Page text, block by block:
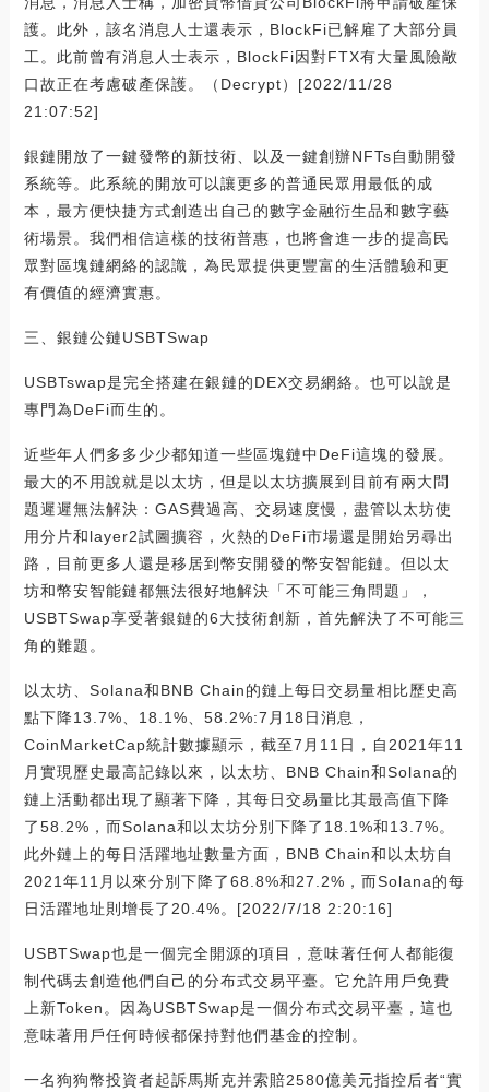
護。此外，該名消息人士還表示，BlockFi已解雇了大部分員
工。此前曾有消息人士表示，BlockFi因對FTX有大量風險敞
口故正在考慮破產保護。（Decrypt）[2022/11/28
21:07:52]
銀鏈開放了一鍵發幣的新技術、以及一鍵創辦NFTs自動開發
系統等。此系統的開放可以讓更多的普通民眾用最低的成
本，最方便快捷方式創造出自己的數字金融衍生品和數字藝
術場景。我們相信這樣的技術普惠，也將會進一步的提高民
眾對區塊鏈網絡的認識，為民眾提供更豐富的生活體驗和更
有價值的經濟實惠。
三、銀鏈公鏈USBTSwap
USBTswap是完全搭建在銀鏈的DEX交易網絡。也可以說是
專門為DeFi而生的。
近些年人們多多少少都知道一些區塊鏈中DeFi這塊的發展。
最大的不用說就是以太坊，但是以太坊擴展到目前有兩大問
題遲遲無法解決：GAS費過高、交易速度慢，盡管以太坊使
用分片和layer2試圖擴容，火熱的DeFi市場還是開始另尋出
路，目前更多人還是移居到幣安開發的幣安智能鏈。但以太
坊和幣安智能鏈都無法很好地解決「不可能三角問題」，
USBTSwap享受著銀鏈的6大技術創新，首先解決了不可能三
角的難題。
以太坊、Solana和BNB Chain的鏈上每日交易量相比歷史高
點下降13.7%、18.1%、58.2%:7月18日消息，
CoinMarketCap統計數據顯示，截至7月11日，自2021年11
月實現歷史最高記錄以來，以太坊、BNB Chain和Solana的
鏈上活動都出現了顯著下降，其每日交易量比其最高值下降
了58.2%，而Solana和以太坊分別下降了18.1%和13.7%。
此外鏈上的每日活躍地址數量方面，BNB Chain和以太坊自
2021年11月以來分別下降了68.8%和27.2%，而Solana的每
日活躍地址則增長了20.4%。[2022/7/18 2:20:16]
USBTSwap也是一個完全開源的項目，意味著任何人都能復
制代碼去創造他們自己的分布式交易平臺。它允許用戶免費
上新Token。因為USBTSwap是一個分布式交易平臺，這也
意味著用戶任何時候都保持對他們基金的控制。
一名狗狗幣投資者起訴馬斯克并索賠2580億美元指控后者“實